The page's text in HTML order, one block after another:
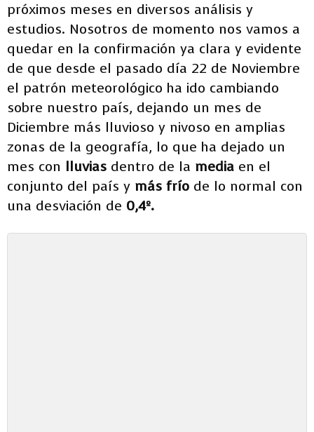
próximos meses en diversos análisis y
estudios. Nosotros de momento nos vamos a
quedar en la confirmación ya clara y evidente
de que desde el pasado día 22 de Noviembre
el patrón meteorológico ha ido cambiando
sobre nuestro país, dejando un mes de
Diciembre más lluvioso y nivoso en amplias
zonas de la geografía, lo que ha dejado un
mes con lluvias dentro de la media en el
conjunto del país y más frío de lo normal con
una desviación de 0,4º.